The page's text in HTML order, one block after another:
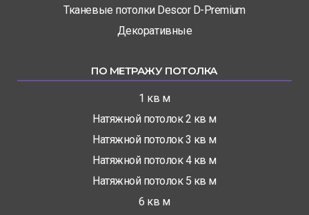
Тканевые потолки Descor D-Premium
Декоративные
ПО МЕТРАЖУ ПОТОЛКА
1 кв м
Натяжной потолок 2 кв м
Натяжной потолок 3 кв м
Натяжной потолок 4 кв м
Натяжной потолок 5 кв м
6 кв м